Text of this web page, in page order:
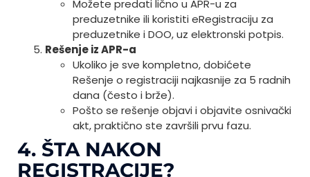
Možete predati lično u APR-u za
preduzetnike ili koristiti eRegistraciju za
preduzetnike i DOO, uz elektronski potpis.
Rešenje iz APR-a
Ukoliko je sve kompletno, dobićete
Rešenje o registraciji najkasnije za 5 radnih
dana (često i brže).
Pošto se rešenje objavi i objavite osnivački
akt, praktično ste završili prvu fazu.
4. ŠTA NAKON
REGISTRACIJE?